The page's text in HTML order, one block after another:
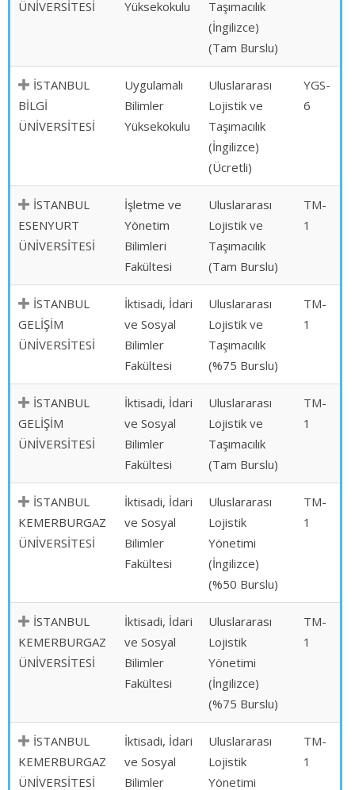
ÜNİVERSİTESİ
Yüksekokulu
Taşımacılık
(İngilizce)
(Tam Burslu)
İSTANBUL
BİLGİ
ÜNİVERSİTESİ
Uygulamalı
Bilimler
Yüksekokulu
Uluslararası
Lojistik ve
Taşımacılık
(İngilizce)
(Ücretli)
YGS-
6
İSTANBUL
ESENYURT
ÜNİVERSİTESİ
İşletme ve
Yönetim
Bilimleri
Fakültesi
Uluslararası
Lojistik ve
Taşımacılık
(Tam Burslu)
TM-
1
İSTANBUL
GELİŞİM
ÜNİVERSİTESİ
İktisadi, İdari
ve Sosyal
Bilimler
Fakültesi
Uluslararası
Lojistik ve
Taşımacılık
(%75 Burslu)
TM-
1
İSTANBUL
GELİŞİM
ÜNİVERSİTESİ
İktisadi, İdari
ve Sosyal
Bilimler
Fakültesi
Uluslararası
Lojistik ve
Taşımacılık
(Tam Burslu)
TM-
1
İSTANBUL
KEMERBURGAZ
ÜNİVERSİTESİ
İktisadi, İdari
ve Sosyal
Bilimler
Fakültesi
Uluslararası
Lojistik
Yönetimi
(İngilizce)
(%50 Burslu)
TM-
1
İSTANBUL
KEMERBURGAZ
ÜNİVERSİTESİ
İktisadi, İdari
ve Sosyal
Bilimler
Fakültesi
Uluslararası
Lojistik
Yönetimi
(İngilizce)
(%75 Burslu)
TM-
1
İSTANBUL
KEMERBURGAZ
ÜNİVERSİTESİ
İktisadi, İdari
ve Sosyal
Bilimler
Uluslararası
Lojistik
Yönetimi
TM-
1